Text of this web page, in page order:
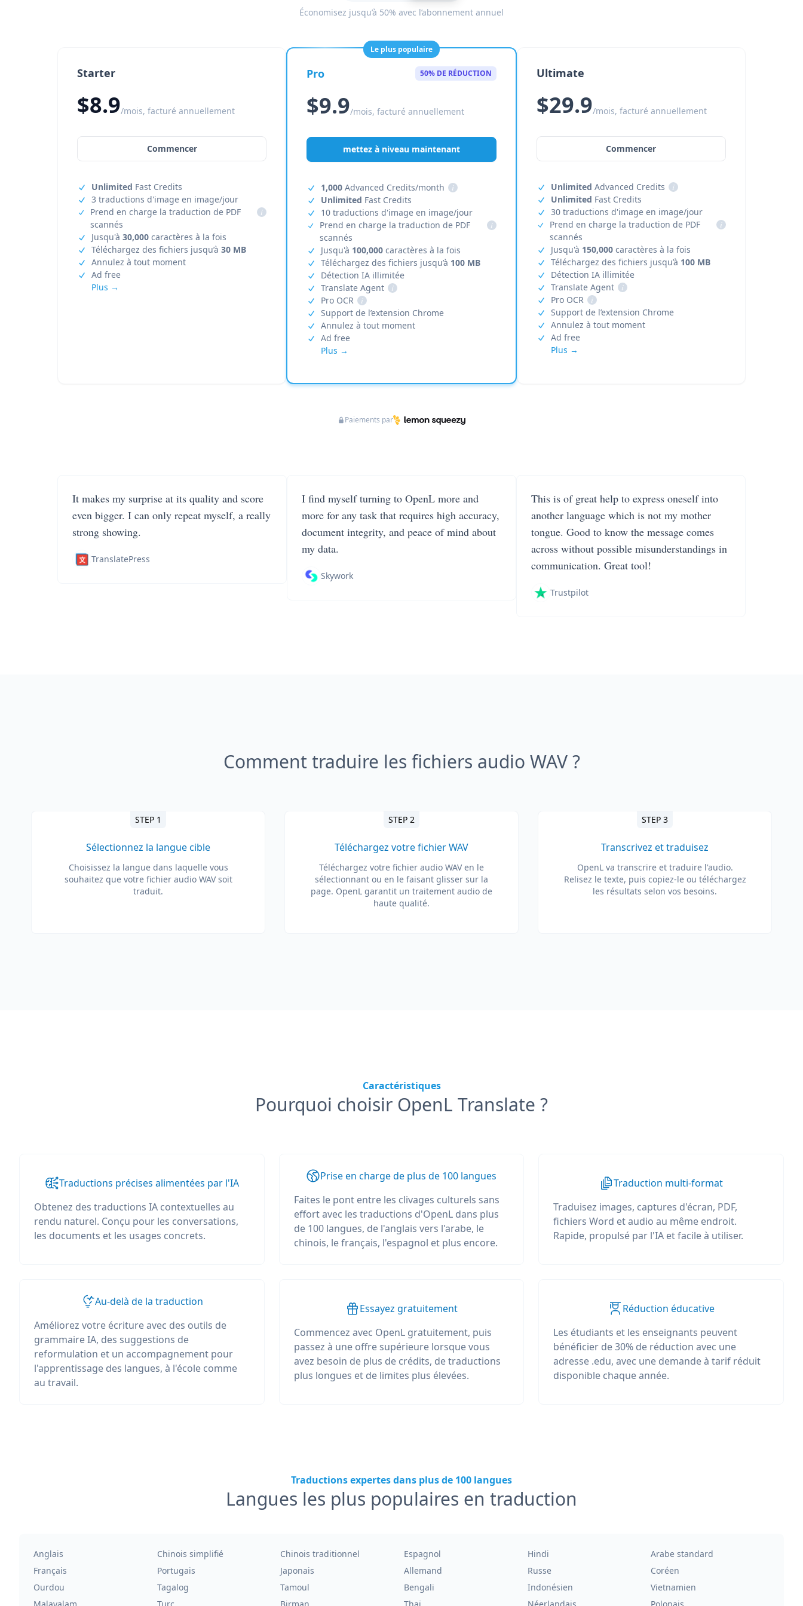
Économisez jusqu’à 50% avec l’abonnement annuel
Starter
$8.9/mois, facturé annuellement
Commencer
Unlimited Fast Credits
3 traductions d'image en image/jour
Prend en charge la traduction de PDF
scannés
i
Jusqu'à 30,000 caractères à la fois
Téléchargez des fichiers jusqu’à 30 MB
Annulez à tout moment
Ad free
Plus →
Le plus populaire
Pro 50% DE RÉDUCTION
$9.9/mois, facturé annuellement
mettez à niveau maintenant
1,000 Advanced Credits/month
i
Unlimited Fast Credits
10 traductions d'image en image/jour
Prend en charge la traduction de PDF
scannés
i
Jusqu'à 100,000 caractères à la fois
Téléchargez des fichiers jusqu’à 100 MB
Détection IA illimitée
Translate Agent
i
Pro OCR
i
Support de l’extension Chrome
Annulez à tout moment
Ad free
Plus →
Ultimate
$29.9/mois, facturé annuellement
Commencer
Unlimited Advanced Credits
i
Unlimited Fast Credits
30 traductions d'image en image/jour
Prend en charge la traduction de PDF
scannés
i
Jusqu'à 150,000caractères à la fois
Téléchargez des fichiers jusqu’à 100 MB
Détection IA illimitée
Translate Agent
i
Pro OCR
i
Support de l’extension Chrome
Annulez à tout moment
Ad free
Plus →
Paiements par
It makes my surprise at its quality and score
even bigger. I can only repeat myself, a really
strong showing.
TranslatePress
I find myself turning to OpenL more and
more for any task that requires high accuracy,
document integrity, and peace of mind about
my data.
Skywork
This is of great help to express oneself into
another language which is not my mother
tongue. Good to know the message comes
across without possible misunderstandings in
communication. Great tool!
Trustpilot
Comment traduire les fichiers audio WAV ?
STEP 1
Sélectionnez la langue cible
Choisissez la langue dans laquelle vous
souhaitez que votre fichier audio WAV soit
traduit.
STEP 2
Téléchargez votre fichier WAV
Téléchargez votre fichier audio WAV en le
sélectionnant ou en le faisant glisser sur la
page. OpenL garantit un traitement audio de
haute qualité.
STEP 3
Transcrivez et traduisez
OpenL va transcrire et traduire l'audio.
Relisez le texte, puis copiez-le ou téléchargez
les résultats selon vos besoins.
Caractéristiques
Pourquoi choisir OpenL Translate ?
Traductions précises alimentées par l'IA
Obtenez des traductions IA contextuelles au
rendu naturel. Conçu pour les conversations,
les documents et les usages concrets.
Prise en charge de plus de 100 langues
Faites le pont entre les clivages culturels sans
effort avec les traductions d'OpenL dans plus
de 100 langues, de l'anglais vers l'arabe, le
chinois, le français, l'espagnol et plus encore.
Traduction multi-format
Traduisez images, captures d'écran, PDF,
fichiers Word et audio au même endroit.
Rapide, propulsé par l'IA et facile à utiliser.
Au-delà de la traduction
Améliorez votre écriture avec des outils de
grammaire IA, des suggestions de
reformulation et un accompagnement pour
l'apprentissage des langues, à l'école comme
au travail.
Essayez gratuitement
Commencez avec OpenL gratuitement, puis
passez à une offre supérieure lorsque vous
avez besoin de plus de crédits, de traductions
plus longues et de limites plus élevées.
Réduction éducative
Les étudiants et les enseignants peuvent
bénéficier de 30% de réduction avec une
adresse .edu, avec une demande à tarif réduit
disponible chaque année.
Traductions expertes dans plus de 100 langues
Langues les plus populaires en traduction
Anglais Chinois simplifié Chinois traditionnel Espagnol Hindi
Arabe standard
Français
Portugais Japonais Allemand Russe
Coréen
Ourdou
Tagalog Tamoul Bengali Indonésien
Vietnamien